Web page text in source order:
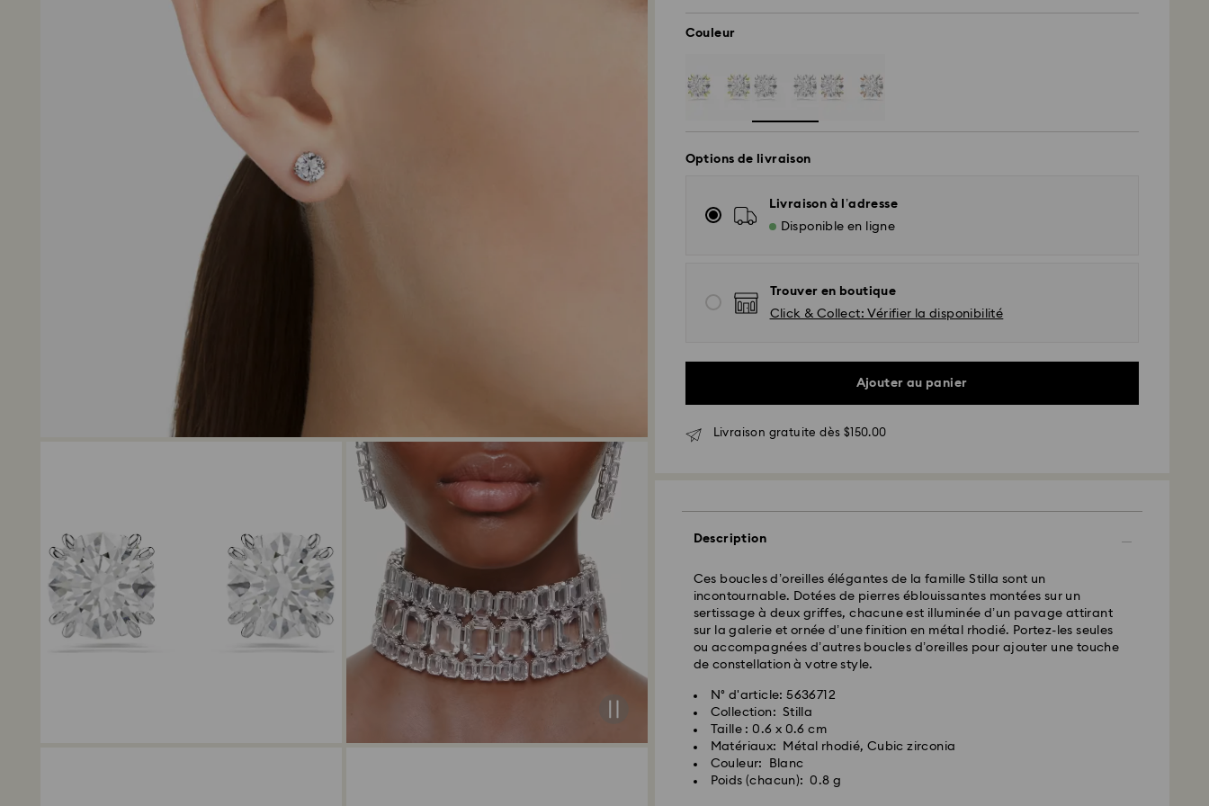
Couleur
Options de livraison
Livraison à l’adresse
Disponible en ligne
Trouver en boutique
Click & Collect: Vérifier la disponibilité
Ajouter au panier
Livraison gratuite dès $150.00
Description
Ces boucles d’oreilles élégantes de la famille Stilla sont un
incontournable. Dotées de pierres éblouissantes montées sur un
sertissage à deux griffes, chacune est illuminée d’un pavage attirant
sur la galerie et ornée d’une finition en métal rhodié. Portez-les seules
ou accompagnées d’autres boucles d’oreilles pour ajouter une touche
de constellation à votre style.
N° d'article: 5636712
Collection: Stilla
Taille : 0.6 x 0.6 cm
Matériaux: Métal rhodié, Cubic zirconia
Couleur: Blanc
Poids (chacun): 0.8 g
Les commandes passées du lundi au vendredi avant 11h00 (heure
Côte Est: 2-3 jours
Côte Ouest: 3-5 jours
Coût d’expédition standard : 10.95 CAD
Livraison standard gratuite au-delà de : 150 CAD
Les commandes passées le week-end et les jours fériés sont traitées
et expédiées le jour ouvrable suivant.
Swarovski n’est pas en mesure de livrer les boîtes postales ou les
adresses militaire/navales. Les articles restent la propriété de
Swarovski jusqu’à la réception du paiement final.
Lorsque les articles sont commandés avant les dernières dates de
livraison indiquées, leur livraison est généralement exécutée à temps.
Les livraisons peuvent faire l’objet d’un retard en raison d’anomalies